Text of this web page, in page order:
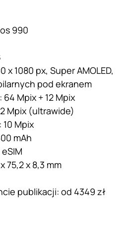
990
x 1080 px, Super AMOLED,
pod ekranem
Mpix + 12 Mpix
Mpix (ultrawide)
Mpix
mAh
75,2 x 8,3 mm
publikacji: od 4349 zł